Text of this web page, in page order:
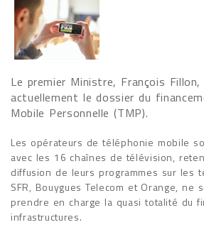
Le premier Ministre, François
actuellement le dossier du
Mobile Personnelle (TMP).
Les opérateurs de téléphonie mobile
avec les 16 chaînes de télévision,
diffusion de leurs programmes sur les
SFR, Bouygues Telecom et Orange, ne
prendre en charge la quasi totalité du
infrastructures.